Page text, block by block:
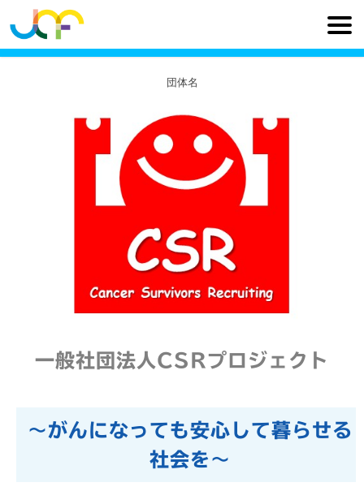
団体名
一般社団法人CSRプロジェクト
～がんになっても安心して暮らせる
社会を～